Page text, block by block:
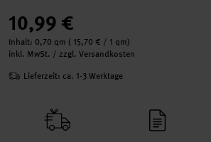
10,99 €
Inhalt: 0,70 qm ( 15,70 € / 1 qm)
inkl. MwSt. / zzgl. Versandkosten
Lieferzeit: ca. 1-3 Werktage